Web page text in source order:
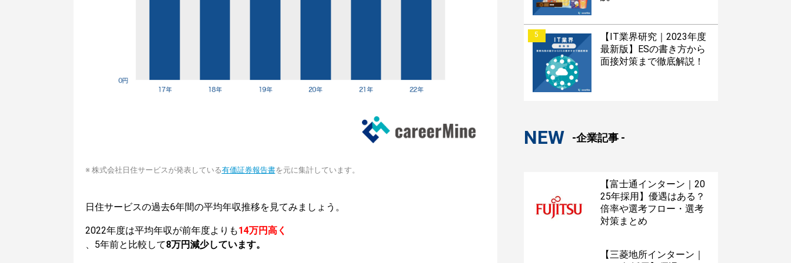
※ 株式会社日住サービスが発表している有価証券報告書を元に集計しています。
日住サービスの過去6年間の平均年収推移を見てみましょう。
2022年度は平均年収が前年度よりも14万円高く
、5年前と比較して8万円減少しています。
5
【IT業界研究｜2023年度
最新版】ESの書き方から
面接対策まで徹底解説！
NEW -企業記事 -
【富士通インターン｜20
25年採用】優遇はある？
倍率や選考フロー・選考
対策まとめ
【三菱地所インターン｜